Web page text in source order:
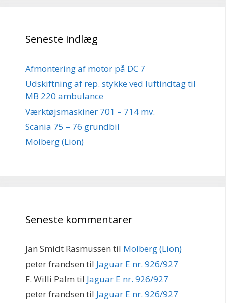
Seneste indlæg
Afmontering af motor på DC 7
Udskiftning af rep. stykke ved luftindtag til
MB 220 ambulance
Værktøjsmaskiner 701 – 714 mv.
Scania 75 – 76 grundbil
Molberg (Lion)
Seneste kommentarer
Jan Smidt Rasmussen til Molberg (Lion)
peter frandsen til Jaguar E nr. 926/927
F. Willi Palm til Jaguar E nr. 926/927
peter frandsen til Jaguar E nr. 926/927